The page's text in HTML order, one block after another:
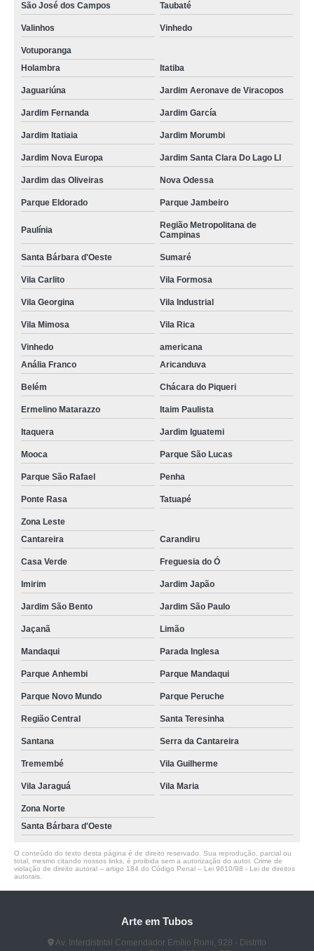
São José dos Campos Taubaté
Valinhos Vinhedo
Votuporanga
Holambra
Itatiba
Jaguariúna Jardim Aeronave de Viracopos
Jardim Fernanda Jardim García
Jardim Itatiaia Jardim Morumbi
Jardim Nova Europa Jardim Santa Clara Do Lago Ll
Jardim das Oliveiras Nova Odessa
Parque Eldorado Parque Jambeiro
Paulínia
Região Metropolitana de
Campinas
Santa Bárbara d'Oeste Sumaré
Vila Carlito Vila Formosa
Vila Georgina Vila Industrial
Vila Mimosa Vila Rica
Vinhedo
americana
Anália Franco
Aricanduva
Belém Chácara do Piqueri
Ermelino Matarazzo Itaim Paulista
Itaquera Jardim Iguatemi
Mooca Parque São Lucas
Parque São Rafael Penha
Ponte Rasa Tatuapé
Zona Leste
Cantareira
Carandiru
Casa Verde Freguesia do Ó
Imirim Jardim Japão
Jardim São Bento Jardim São Paulo
Jaçanã Limão
Mandaqui Parada Inglesa
Parque Anhembi Parque Mandaqui
Parque Novo Mundo Parque Peruche
Região Central Santa Teresinha
Santana Serra da Cantareira
Tremembé Vila Guilherme
Vila Jaraguá Vila Maria
Zona Norte
Santa Bárbara d'Oeste
O conteúdo do texto desta página é de direito reservado. Sua reprodução, parcial ou
total, mesmo citando nossos links, é proibida sem a autorização do autor. Crime de
violação de direito autoral – artigo 184 do Código Penal – Lei 9610/98 - Lei de direitos
autorais
Arte em Tubos
Av. Interdistrital Comendador Emílio Romi, 928 - Distrito